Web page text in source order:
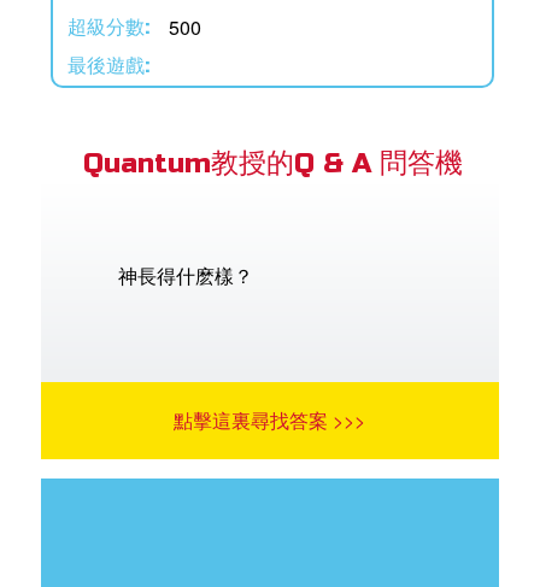
超級分數: 500
最後遊戲:
Quantum教授的Q & A 問答機
神長得什麽樣？
點擊這裏尋找答案 >>>